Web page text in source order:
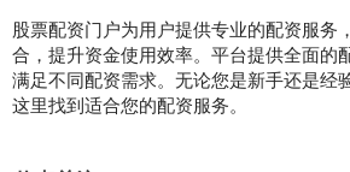
股票配资门户为用户提供专业的配资服务
合，提升资金使用效率。平台提供全面的
满足不同配资需求。无论您是新手还是经
这里找到适合您的配资服务。